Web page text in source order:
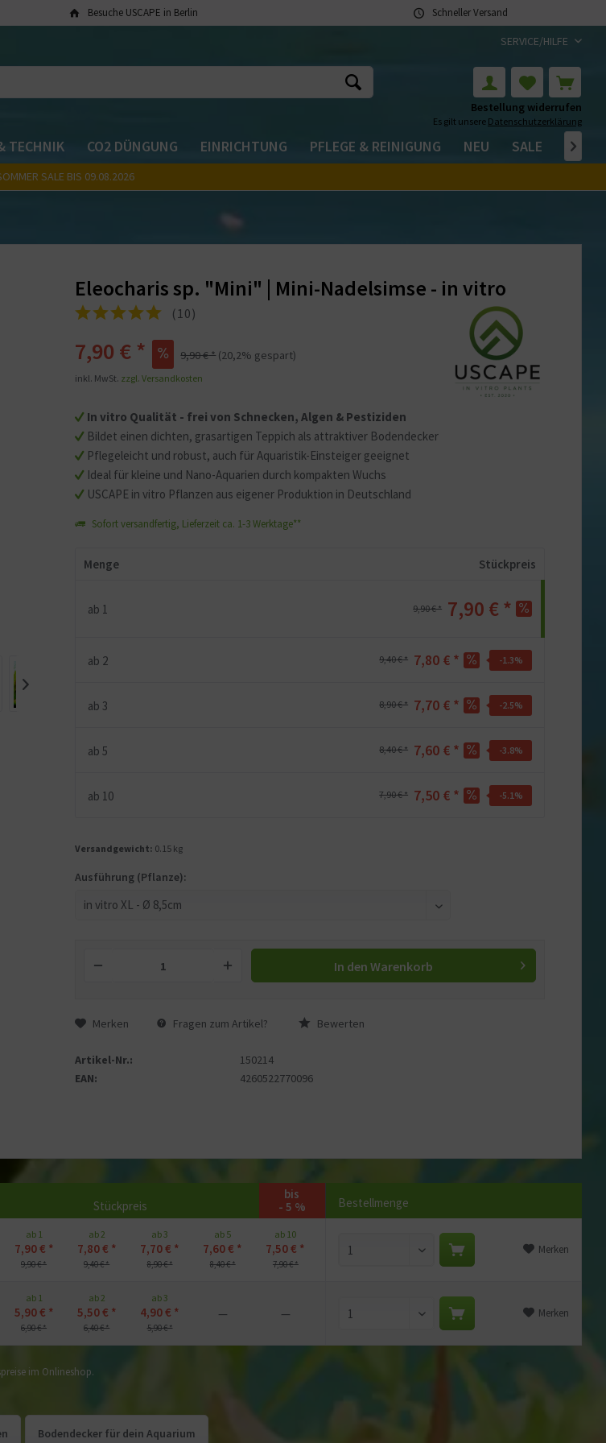
Besuche USCAPE in Berlin Schneller Versand
SERVICE/HILFE
Bestellung widerrufen
Es gilt unsere Datenschutzerklärung
TECHNIK CO2 DÜNGUNG EINRICHTUNG PFLEGE & REINIGUNG NEU SALE 
SALE BIS 09.08.2026
Sie sich einverstanden, dass Ihre Daten an YouTube
übermittelt werden und dass Sie dieDatenschutzerklärung
gelesen haben.
Eleocharis sp. "Mini" | Mini-Nadelsimse - in vitro
(10)
In vitro Qualität - frei von Schnecken, Algen & Pestiziden
Bildet einen dichten, grasartigen Teppich als attraktiver Bodendecker
Pflegeleicht und robust, auch für Aquaristik-Einsteiger geeignet
Ideal für kleine und Nano-Aquarien durch kompakten Wuchs
USCAPE in vitro Pflanzen aus eigener Produktion in Deutschland
7,90 €* 9,90 €* (20,2% gespart)
inkl. MwSt. zzgl. Versandkosten
Sofort versandfertig, Lieferzeit ca. 1-3 Werktage**
Menge Stückpreis
ab 1 9,90 € * 7,90 € *
ab 2 9,40 € * 7,80 € * -1.3%
ab 3 8,90 € * 7,70 € * -2.5%
ab 5 8,40 € * 7,60 € * -3.8%
ab 10 7,90 € * 7,50 € * -5.1 %
Versandgewicht: 0.15 kg
Ausführung (Pflanze):
In den Warenkorb
Merken Fragen zum Artikel? Bewerten
Artikel-Nr.:
150214
EAN:
4260522770096
Stückpreis
bis
- 5 %
Bestellmenge
ab 1
7,90 € *
9,90 € *
ab 2
7,80 € *
9,40 € *
ab 3
7,70 € *
8,90 € *
ab 5
7,60 € *
8,40 € *
ab 10
7,50 € *
7,90 € *
Merken
ab 1
5,90 € *
6,90 € *
ab 2
5,50 € *
6,40 € *
ab 3
4,90 € *
5,90 € *
— — Merken
im Onlineshop.
Bodendecker für dein Aquarium